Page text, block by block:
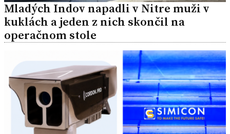
Mladých Indov napadli v Nitre muži v
kuklách a jeden z nich skončil na
operačnom stole